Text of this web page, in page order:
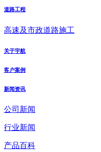
道路工程
高速及市政道路施工
关于宇航
客户案例
新闻资讯
公司新闻
行业新闻
产品百科